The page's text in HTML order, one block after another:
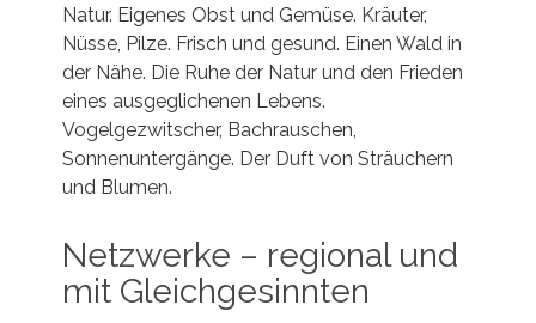
Natur. Eigenes Obst und Gemüse. Kräuter,
Nüsse, Pilze. Frisch und gesund. Einen Wald in
der Nähe. Die Ruhe der Natur und den Frieden
eines ausgeglichenen Lebens.
Vogelgezwitscher, Bachrauschen,
Sonnenuntergänge. Der Duft von Sträuchern
und Blumen.
Netzwerke – regional und
mit Gleichgesinnten